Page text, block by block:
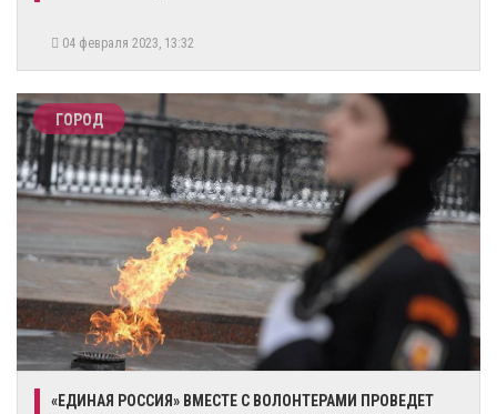
04 февраля 2023, 13:32
ГОРОД
«ЕДИНАЯ РОССИЯ» ВМЕСТЕ С ВОЛОНТЕРАМИ ПРОВЕДЕТ